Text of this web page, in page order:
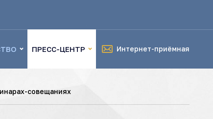
ПРЕСС-ЦЕНТР Интернет-приёмная
совещаниях